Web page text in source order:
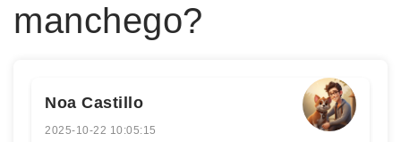
manchego?
Noa Castillo
2025-10-22 10:05:15